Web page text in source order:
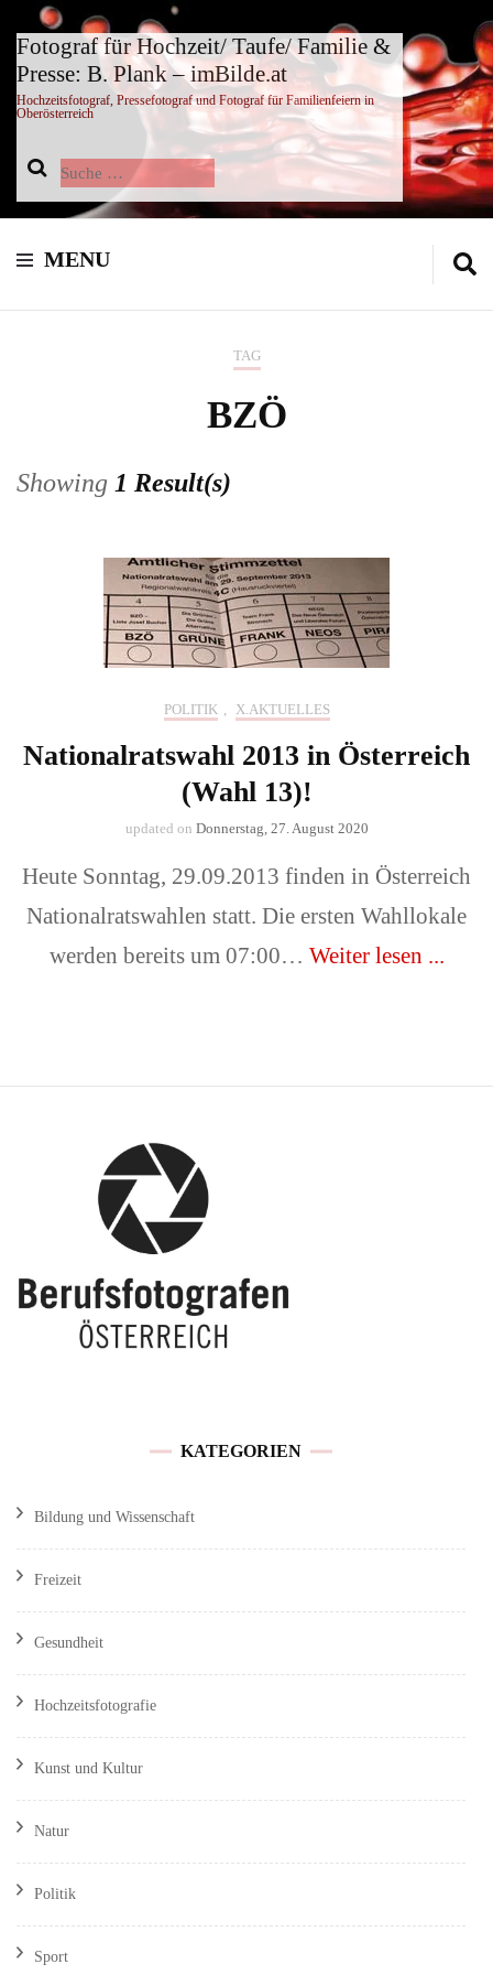
Fotograf für Hochzeit/ Taufe/ Familie &
Presse: B. Plank – imBilde.at
Hochzeitsfotograf, Pressefotograf und Fotograf für Familienfeiern in
Oberösterreich
Suche
nach:
MENU
TAG
BZÖ
Showing 1 Result(s)
POLITIK , X.AKTUELLES
Nationalratswahl 2013 in Österreich
(Wahl 13)!
updated on Donnerstag, 27. August 2020
Heute Sonntag, 29.09.2013 finden in Österreich
Nationalratswahlen statt. Die ersten Wahllokale
werden bereits um 07:00… Weiter lesen ...
KATEGORIEN
Bildung und Wissenschaft
Freizeit
Gesundheit
Hochzeitsfotografie
Kunst und Kultur
Natur
Politik
Sport